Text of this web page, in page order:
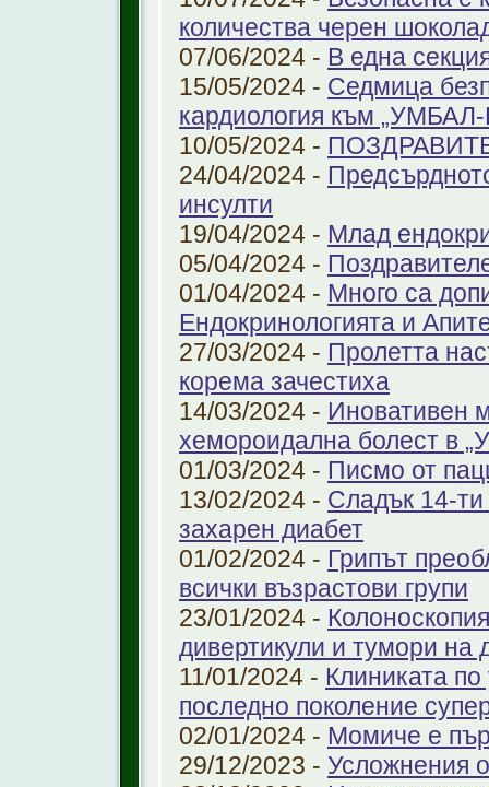
количества черен
07/06/2024 - В една
15/05/2024 - Седмица
кардиология към
10/05/2024 -
24/04/2024 -
инсулти
19/04/2024 - Млад
05/04/2024 -
01/04/2024 - Много са
Ендокринологията и
27/03/2024 - Пролетта
корема зачестиха
14/03/2024 - Иновативен
хемороидална болест в
01/03/2024 - Писмо от
13/02/2024 - Сладък 14-
захарен диабет
01/02/2024 - Грипът
всички възрастови групи
23/01/2024 -
дивертикули и тумори на
11/01/2024 - Клиниката
последно поколение
02/01/2024 - Момиче е
29/12/2023 - Усложнения